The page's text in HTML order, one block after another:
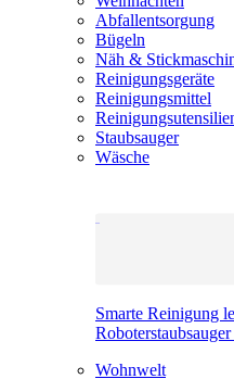
Abfallentsorgung
Bügeln
Näh &
Reinigungsgeräte
Reinigungsmittel
Staubsauger
Wäsche
Smarte Reinigung
Wohnwelt